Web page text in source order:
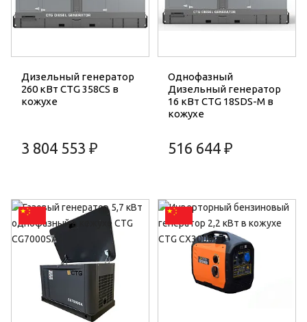
Дизельный генератор
260 кВт CTG 358CS в
кожухе
3 804 553 ₽
Однофазный
Дизельный генератор
16 кВт CTG 18SDS-M в
кожухе
516 644 ₽